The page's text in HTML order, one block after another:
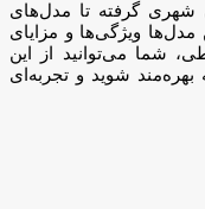
شهری گرفته تا مدل‌های
مدل‌ها ویژگی‌ها و مزایای
شما می‌توانید از این
شوید و تجربه‌ای